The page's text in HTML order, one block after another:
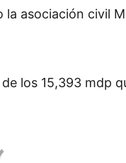
asociación civil
los 15,393 mdp